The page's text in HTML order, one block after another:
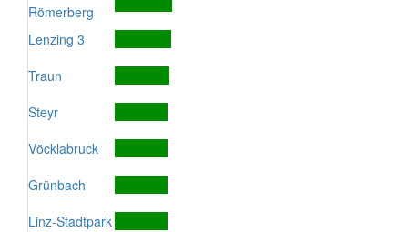
Römerberg
Lenzing 3
Traun
Steyr
Vöcklabruck
Grünbach
Linz-Stadtpark